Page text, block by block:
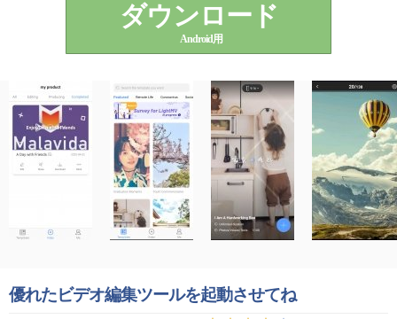
ダウンロード
Android用
優れたビデオ編集ツールを起動させてね